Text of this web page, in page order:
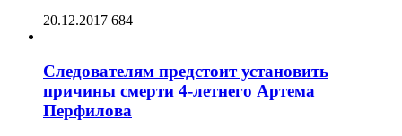
20.12.2017 684
Следователям предстоит установить
причины смерти 4-летнего Артема
Перфилова